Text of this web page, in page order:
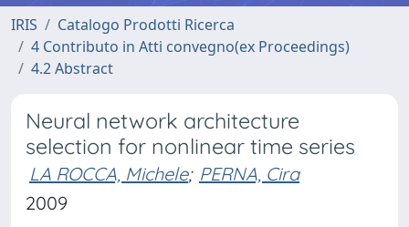
IRIS
Catalogo Prodotti Ricerca
4 Contributo in Atti convegno(ex Proceedings)
4.2 Abstract
Neural network architecture
selection for nonlinear time series
LA ROCCA, Michele; PERNA, Cira
2009